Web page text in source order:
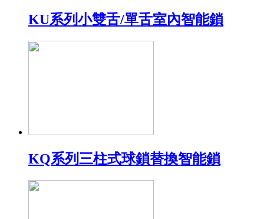
KU系列小雙舌/單舌室內智能鎖
KQ系列三柱式球鎖替換智能鎖